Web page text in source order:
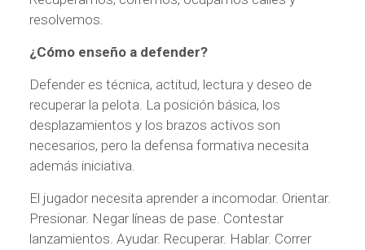
resolvemos.
¿Cómo enseño a defender?
Defender es técnica, actitud, lectura y deseo de
recuperar la pelota. La posición básica, los
desplazamientos y los brazos activos son
necesarios, pero la defensa formativa necesita
además iniciativa.
El jugador necesita aprender a incomodar. Orientar.
Presionar. Negar líneas de pase. Contestar
lanzamientos. Ayudar. Recuperar. Hablar. Correr